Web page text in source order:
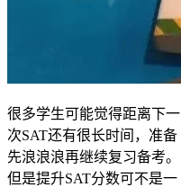
很多学生可能觉得距离下一
次SAT还有很长时间，准备
先浪浪浪再继续复习备考。
但是提升SAT分数可不是一